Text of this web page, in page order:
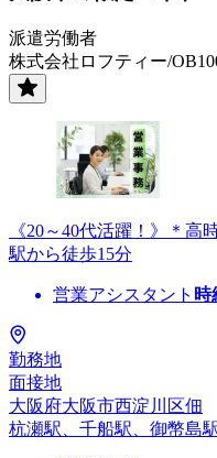
派遣労働者
株式会社ロフティー/
《20～40代活躍！》＊
駅から徒歩15分
営業アシスタント 時
勤務地
面接地
大阪府大阪市西淀川区佃
杭瀬駅、千船駅、御幣島